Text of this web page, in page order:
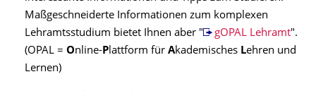
Maßgeschneiderte Informationen zum komplexen
Lehramtsstudium bietet Ihnen aber "
gOPAL Lehramt".
(OPAL = Online-Plattform für Akademisches Lehren und
Lernen)